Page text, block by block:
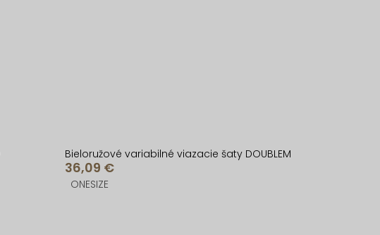
Bieloružové variabilné viazacie šaty DOUBLEM
36,09 €
ONESIZE